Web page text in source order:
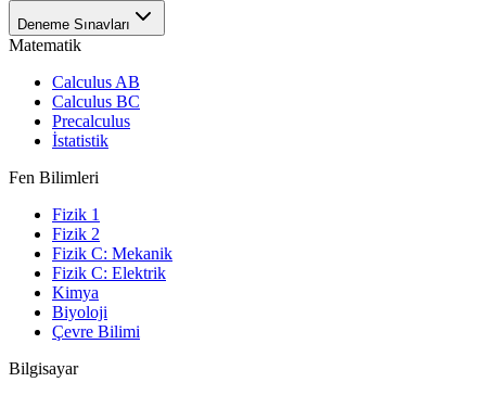
Deneme Sınavları
Matematik
Calculus AB
Calculus BC
Precalculus
İstatistik
Fen Bilimleri
Fizik 1
Fizik 2
Fizik C: Mekanik
Fizik C: Elektrik
Kimya
Biyoloji
Çevre Bilimi
Bilgisayar